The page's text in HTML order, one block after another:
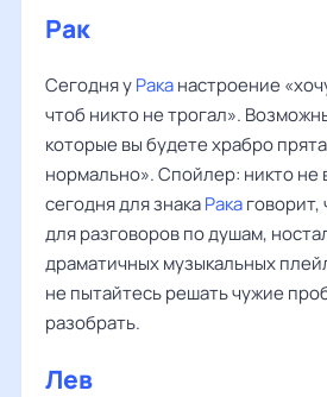
Рак
Сегодня уРаканастроение
чтоб никто не трогал».
которые вы будете храбро
нормально». Спойлер: никто не
сегодня для знакаРака
для разговоров по душам,
драматичных музыкальных
не пытайтесь решать чужие
разобрать.
Лев